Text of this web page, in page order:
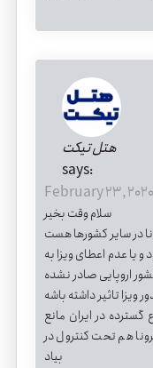
هتل تیکت
says:
February 23,
سلام وقت بخیر
در سایر کشورها هست
و یا عدم اعطای ویزا به
اروپایی صادر نشده
ویزا تاثیر داشته باشه
در ایران مانع
هم تحت کنترول در
بیاد